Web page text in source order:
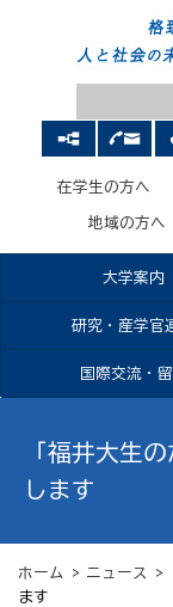
在学生の方へ
地域の方へ
大学案内
研究・産学官
国際交流・
「福井大生
します
ホーム > ニュース
>
ます